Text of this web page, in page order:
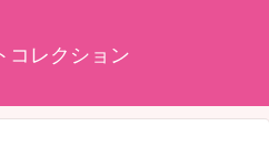
コレクション